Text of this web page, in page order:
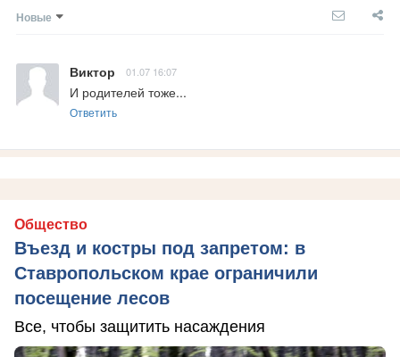
Новые
Виктор 01.07 16:07
И родителей тоже...
Ответить
Общество
Въезд и костры под запретом: в
Ставропольском крае ограничили
посещение лесов
Все, чтобы защитить насаждения